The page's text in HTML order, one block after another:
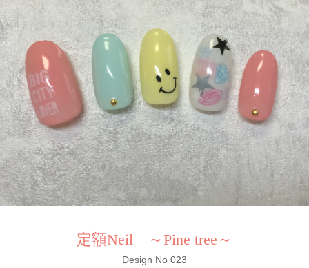
定額Neil ～Pine tree～
Design No 023